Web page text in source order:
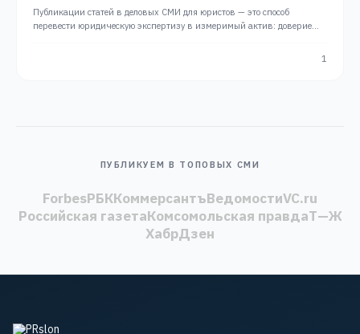
Публикации статей в деловых СМИ для юристов — это способ
перевести юридическую экспертизу в измеримый актив: доверие
1
ПУБЛИКУЕМ В ТОПОВЫХ СМИ
ForbesРБККоммерсантъВедомостиVC.ru
Российская газетаКомсомольская правдаТ—Ж
ХабрДзен